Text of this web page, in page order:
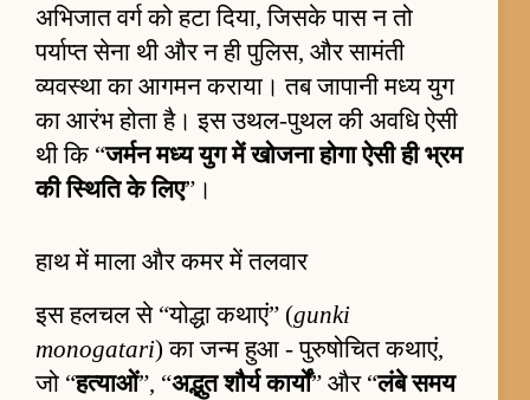
अभिजात वर्ग को हटा दिया, जिसके पास न तो
पर्याप्त सेना थी और न ही पुलिस, और सामंती
व्यवस्था का आगमन कराया। तब जापानी मध्य युग
का आरंभ होता है। इस उथल-पुथल की अवधि ऐसी
थी कि “जर्मन मध्य युग में खोजना होगा ऐसी ही भ्रम
की स्थिति के लिए”।
हाथ में माला और कमर में तलवार
इस हलचल से “योद्धा कथाएं” (gunki
monogatari) का जन्म हुआ - पुरुषोचित कथाएं,
जो “हत्याओं”, “अद्भुत शौर्य कार्यों” और “लंबे समय